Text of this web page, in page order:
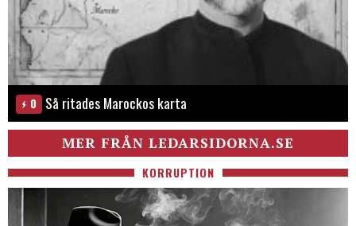
0 Så ritades Marockos karta
MER FRÅN LEDARSIDORNA.SE
KORRUPTION